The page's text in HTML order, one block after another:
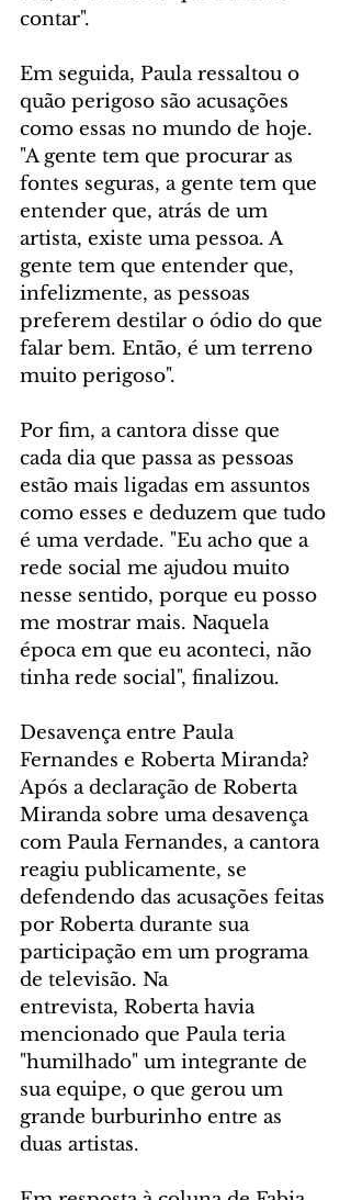
contar".
Em seguida, Paula ressaltou o
quão perigoso são acusações
como essas no mundo de hoje.
"A gente tem que procurar as
fontes seguras, a gente tem que
entender que, atrás de um
artista, existe uma pessoa. A
gente tem que entender que,
infelizmente, as pessoas
preferem destilar o ódio do que
falar bem. Então, é um terreno
muito perigoso".
Por fim, a cantora disse que
cada dia que passa as pessoas
estão mais ligadas em assuntos
como esses e deduzem que tudo
é uma verdade. "Eu acho que a
rede social me ajudou muito
nesse sentido, porque eu posso
me mostrar mais. Naquela
época em que eu aconteci, não
tinha rede social", finalizou.
Desavença entre Paula
Fernandes e Roberta Miranda?
Após a declaração de Roberta
Miranda sobre uma desavença
com Paula Fernandes, a cantora
reagiu publicamente, se
defendendo das acusações feitas
por Roberta durante sua
participação em um programa
de televisão. Na
entrevista, Roberta havia
mencionado que Paula teria
"humilhado" um integrante de
sua equipe, o que gerou um
grande burburinho entre as
duas artistas.